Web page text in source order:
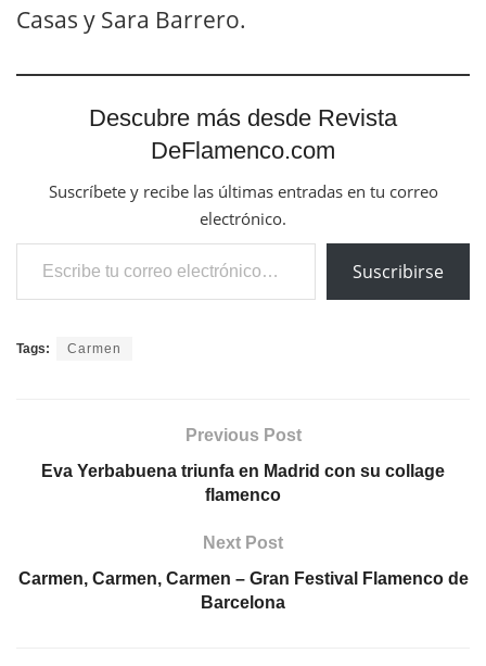
Casas y Sara Barrero.
Descubre más desde Revista
DeFlamenco.com
Suscríbete y recibe las últimas entradas en tu correo
electrónico.
Escribe tu correo electrónico…
Suscribirse
Tags: Carmen
Previous Post
Eva Yerbabuena triunfa en Madrid con su collage
flamenco
Next Post
Carmen, Carmen, Carmen – Gran Festival Flamenco de
Barcelona